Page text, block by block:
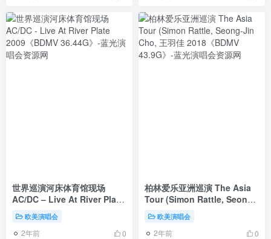
世界巡演河床体育馆现场
AC/DC – Live At River Plate
2009《BDMV 36.44G》
欧美演唱会
2年前 0
柏林爱乐亚洲巡演 The Asia
Tour (Simon Rattle, Seong-
Jin Cho, 王羽佳
2018《BDMV 43.9G》
欧美演唱会
2年前 0